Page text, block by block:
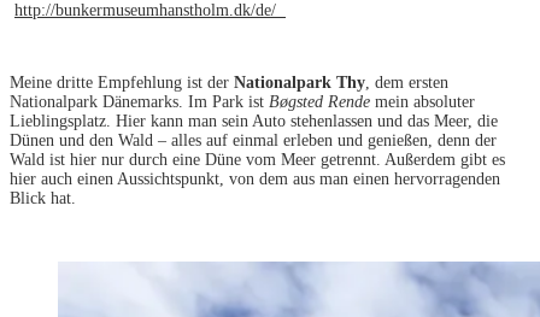
http://bunkermuseumhanstholm.dk/de/
Meine dritte Empfehlung ist der Nationalpark Thy, dem ersten
Nationalpark Dänemarks. Im Park ist Bøgsted Rende mein absoluter
Lieblingsplatz. Hier kann man sein Auto stehenlassen und das Meer, die
Dünen und den Wald – alles auf einmal erleben und genießen, denn der
Wald ist hier nur durch eine Düne vom Meer getrennt. Außerdem gibt es
hier auch einen Aussichtspunkt, von dem aus man einen hervorragenden
Blick hat.